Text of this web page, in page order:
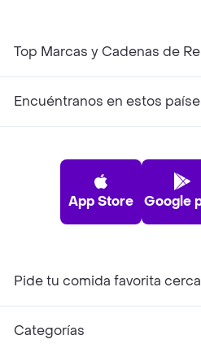
Top Marcas y Cadenas de
Encuéntranos en estos
App Store Google
Pide tu comida favorita
Categorías